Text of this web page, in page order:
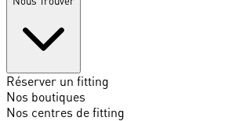
Réserver un fitting
Nos boutiques
Nos centres de fitting